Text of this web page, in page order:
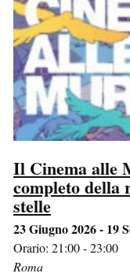
Il Cinema alle
completo della
stelle
23 Giugno 2026 - 19
Orario: 21:00 - 23:00
Roma